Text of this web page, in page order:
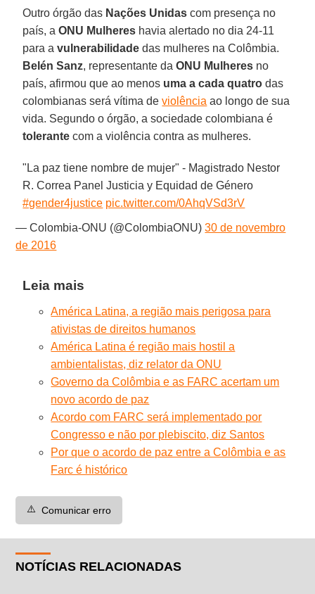
Outro órgão das Nações Unidas com presença no
país, aONU Mulheres havia alertado no dia 24-11
para avulnerabilidade das mulheres na Colômbia.
Belén Sanz, representante daONU Mulheres no
país, afirmou que ao menos uma a cada quatro das
colombianas será vítima deviolência ao longo de sua
vida. Segundo o órgão, a sociedade colombiana é
tolerante com a violência contra as mulheres.
"La paz tiene nombre de mujer" - Magistrado Nestor
R. Correa Panel Justicia y Equidad de Género
#gender4justice pic.twitter.com/0AhqVSd3rV
— Colombia-ONU (@ColombiaONU)30 de novembro
de 2016
Leia mais
América Latina, a região mais perigosa para
ativistas de direitos humanos
América Latina é região mais hostil a
ambientalistas, diz relator da ONU
Governo da Colômbia e as FARC acertam um
novo acordo de paz
Acordo com FARC será implementado por
Congresso e não por plebiscito, diz Santos
Por que o acordo de paz entre a Colômbia e as
Farc é histórico
⚠️ Comunicar erro
NOTÍCIAS RELACIONADAS